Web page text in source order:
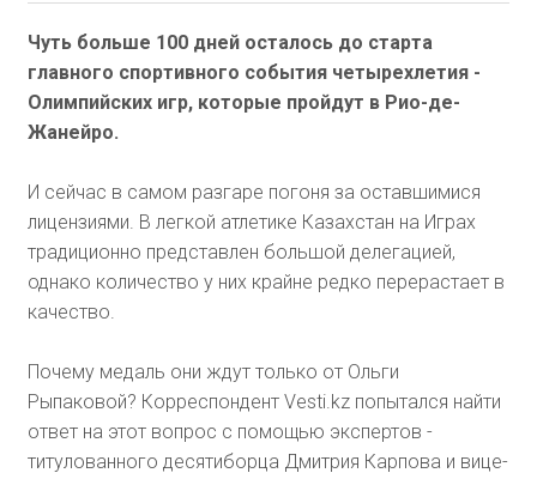
Чуть больше 100 дней осталось до старта
главного спортивного события четырехлетия -
Олимпийских игр, которые пройдут в Рио-де-
Жанейро.
И сейчас в самом разгаре погоня за оставшимися
лицензиями. В легкой атлетике Казахстан на Играх
традиционно представлен большой делегацией,
однако количество у них крайне редко перерастает в
качество.
Почему медаль они ждут только от Ольги
Рыпаковой? Корреспондент Vesti.kz попытался найти
ответ на этот вопрос с помощью экспертов -
титулованного десятиборца Дмитрия Карпова и вице-